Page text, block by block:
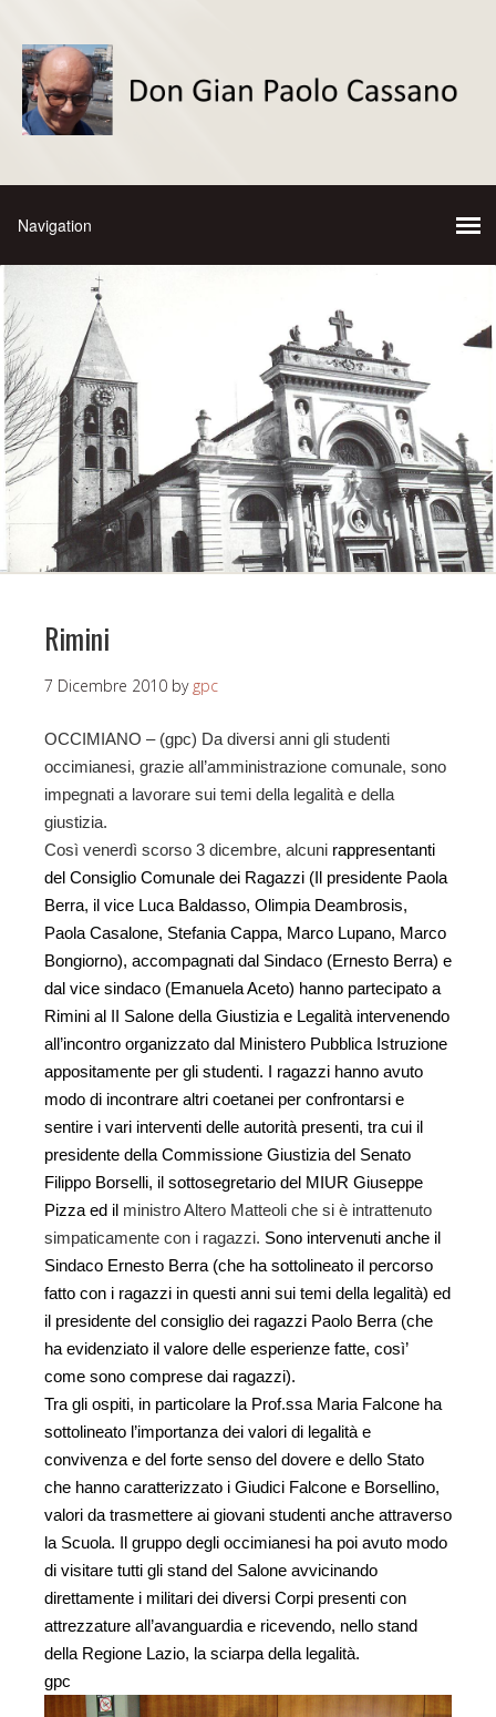
Rimini
7 Dicembre 2010 by gpc
OCCIMIANO – (gpc) Da diversi anni gli studenti
occimianesi, grazie all’amministrazione comunale, sono
impegnati a lavorare sui temi della legalità e della
giustizia.
Così venerdì scorso 3 dicembre, alcuni rappresentanti
del Consiglio Comunale dei Ragazzi (Il presidente Paola
Berra, il vice Luca Baldasso, Olimpia Deambrosis,
Paola Casalone, Stefania Cappa, Marco Lupano, Marco
Bongiorno), accompagnati dal Sindaco (Ernesto Berra) e
dal vice sindaco (Emanuela Aceto) hanno partecipato a
Rimini al II Salone della Giustizia e Legalità intervenendo
all’incontro organizzato dal Ministero Pubblica Istruzione
appositamente per gli studenti. I ragazzi hanno avuto
modo di incontrare altri coetanei per confrontarsi e
sentire i vari interventi delle autorità presenti, tra cui il
presidente della Commissione Giustizia del Senato
Filippo Borselli, il sottosegretario del MIUR Giuseppe
Pizza ed il ministro Altero Matteoli che si è intrattenuto
simpaticamente con i ragazzi. Sono intervenuti anche il
Sindaco Ernesto Berra (che ha sottolineato il percorso
fatto con i ragazzi in questi anni sui temi della legalità) ed
il presidente del consiglio dei ragazzi Paolo Berra (che
ha evidenziato il valore delle esperienze fatte, così’
come sono comprese dai ragazzi).
Tra gli ospiti, in particolare la Prof.ssa Maria Falcone ha
sottolineato l’importanza dei valori di legalità e
convivenza e del forte senso del dovere e dello Stato
che hanno caratterizzato i Giudici Falcone e Borsellino,
valori da trasmettere ai giovani studenti anche attraverso
la Scuola. Il gruppo degli occimianesi ha poi avuto modo
di visitare tutti gli stand del Salone avvicinando
direttamente i militari dei diversi Corpi presenti con
attrezzature all’avanguardia e ricevendo, nello stand
della Regione Lazio, la sciarpa della legalità.
gpc